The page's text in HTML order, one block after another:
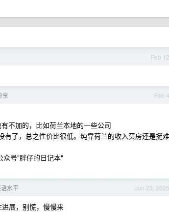
Feb 12
Feb 4
享
不加的，比如荷兰本地的一些公司
有了，总之性价比很低。纯靠荷兰的收入买房还是挺难
众号"胖仔的日记本"
Jun 23, 2025
水平
展，别慌，慢慢来